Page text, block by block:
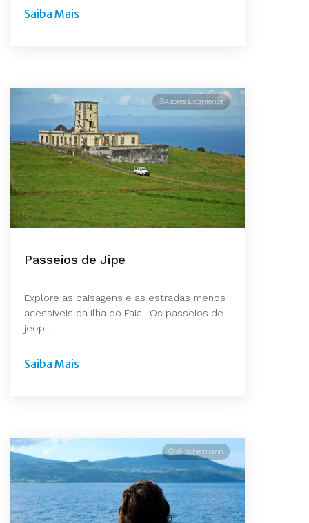
Saiba Mais
©Azores Experience
Passeios de Jipe
Explore as paisagens e as estradas menos
acessíveis da Ilha do Faial. Os passeios de
jeep…
Saiba Mais
©Rê Schermann